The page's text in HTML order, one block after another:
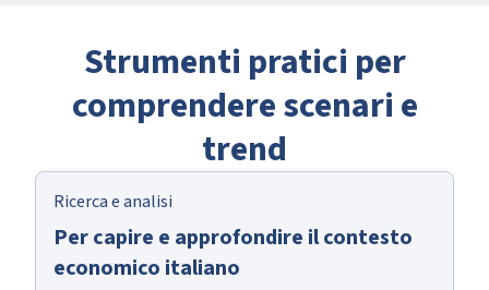
Strumenti pratici per
comprendere scenari e
trend
Ricerca e analisi
Per capire e approfondire il contesto
economico italiano